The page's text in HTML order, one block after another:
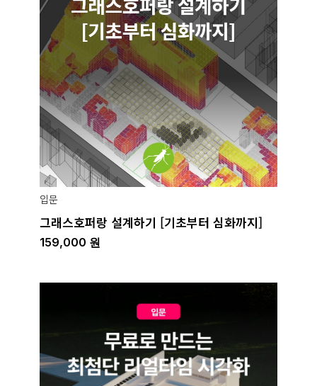
입문
그래스호퍼랑 설계하기 [기초부터 심화까지]
159,000 원